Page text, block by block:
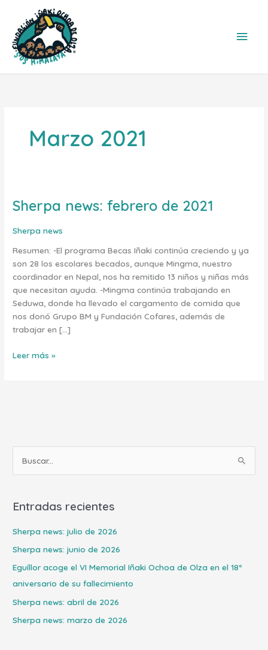
contenido
Marzo 2021
Sherpa news: febrero de 2021
Sherpa news
Resumen: -El programa Becas Iñaki continúa creciendo y ya
son 28 los escolares becados, aunque Mingma, nuestro
coordinador en Nepal, nos ha remitido 13 niños y niñas más
que necesitan ayuda. -Mingma continúa trabajando en
Seduwa, donde ha llevado el cargamento de comida que
nos donó Grupo BM y Fundación Cofares, además de
trabajar en […]
Sherpa
febrero
2021
Leer más »
c
a
:
Entradas recientes
Sherpa news: julio de 2026
Sherpa news: junio de 2026
Eguíllor acoge el VI Memorial Iñaki Ochoa de Olza en el 18º
aniversario de su fallecimiento
Sherpa news: abril de 2026
Sherpa news: marzo de 2026